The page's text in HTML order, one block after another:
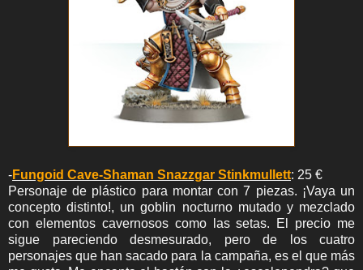
-Fungoid Cave-Shaman Snazzgar Stinkmullett: 25 €
Personaje de plástico para montar con 7 piezas. ¡Vaya un
concepto distinto!, un goblin nocturno mutado y mezclado
con elementos cavernosos como las setas. El precio me
sigue pareciendo desmesurado, pero de los cuatro
personajes que han sacado para la campaña, es el que más